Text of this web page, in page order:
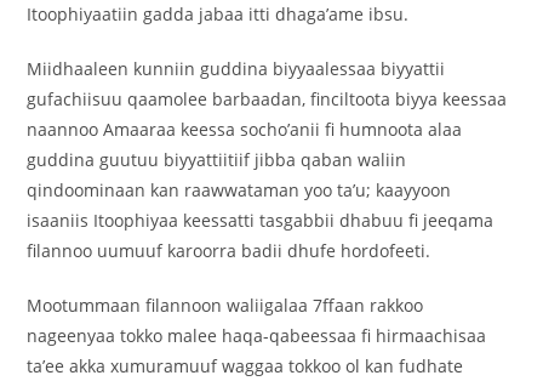
Itoophiyaatiin gadda jabaa itti dhaga’ame ibsu.
Miidhaaleen kunniin guddina biyyaalessaa biyyattii
gufachiisuu qaamolee barbaadan, finciltoota biyya keessaa
naannoo Amaaraa keessa socho’anii fi humnoota alaa
guddina guutuu biyyattiitiif jibba qaban waliin
qindoominaan kan raawwataman yoo ta’u; kaayyoon
isaaniis Itoophiyaa keessatti tasgabbii dhabuu fi jeeqama
filannoo uumuuf karoorra badii dhufe hordofeeti.
Mootummaan filannoon waliigalaa 7ffaan rakkoo
nageenyaa tokko malee haqa-qabeessaa fi hirmaachisaa
ta’ee akka xumuramuuf waggaa tokkoo ol kan fudhate